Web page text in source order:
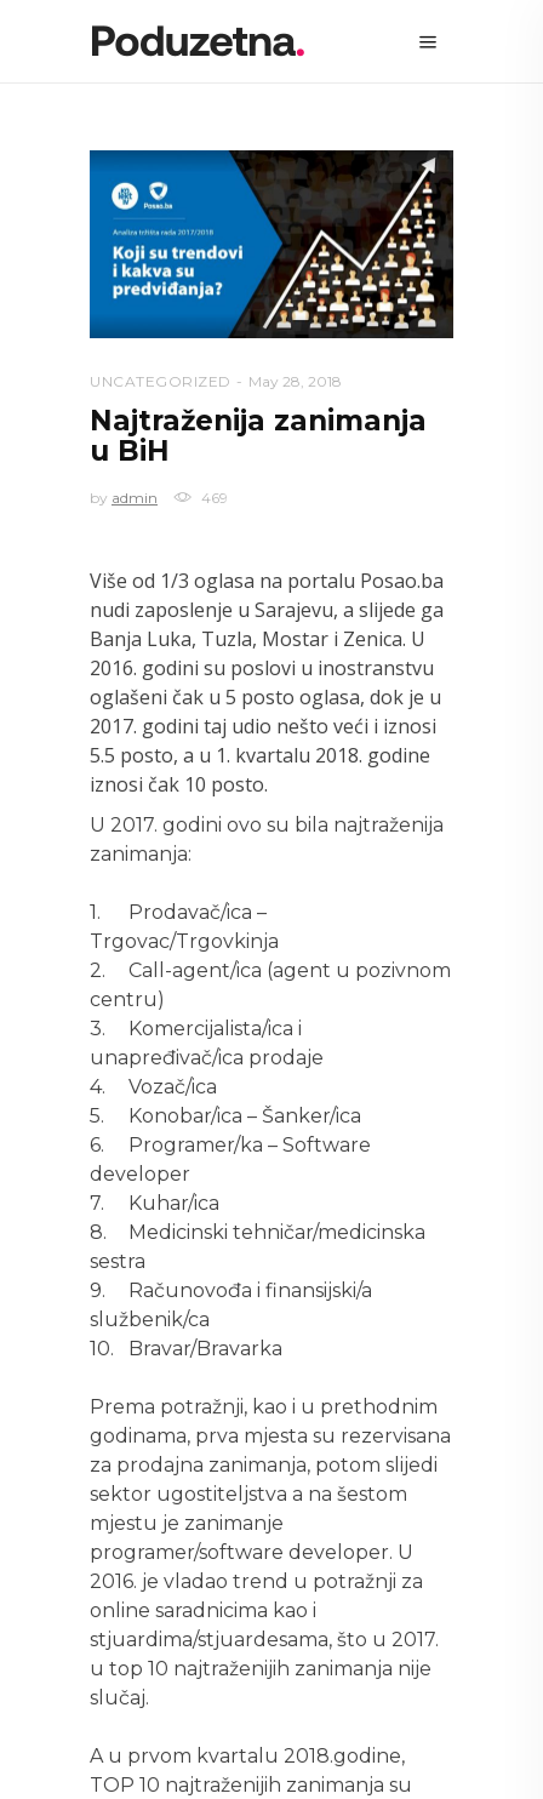
UNCATEGORIZED May 28, 2018
Najtraženija zanimanja
u BiH
by admin 469
Više od 1/3 oglasa na portalu Posao.ba
nudi zaposlenje u Sarajevu, a slijede ga
Banja Luka, Tuzla, Mostar i Zenica. U
2016. godini su poslovi u inostranstvu
oglašeni čak u 5 posto oglasa, dok je u
2017. godini taj udio nešto veći i iznosi
5.5 posto, a u 1. kvartalu 2018. godine
iznosi čak 10 posto.
U 2017. godini ovo su bila najtraženija
zanimanja:
1.
Prodavač/ica –
Trgovac/Trgovkinja
2.
Call-agent/ica (agent u pozivnom
centru)
3.
Komercijalista/ica i
unapređivač/ica prodaje
4.
Vozač/ica
5.
Konobar/ica – Šanker/ica
6.
Programer/ka – Software
developer
7.
Kuhar/ica
8.
Medicinski tehničar/medicinska
sestra
9.
Računovođa i finansijski/a
službenik/ca
10.
Bravar/Bravarka
Prema potražnji, kao i u prethodnim
godinama, prva mjesta su rezervisana
za prodajna zanimanja, potom slijedi
sektor ugostiteljstva a na šestom
mjestu je zanimanje
programer/software developer. U
2016. je vladao trend u potražnji za
online saradnicima kao i
stjuardima/stjuardesama, što u 2017.
u top 10 najtraženijih zanimanja nije
slučaj.
A u prvom kvartalu 2018.godine,
TOP 10 najtraženijih zanimanja su